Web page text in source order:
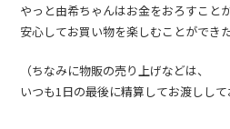
やっと由希ちゃんはお金をおろすことが
安心してお買い物を楽しむことができ
（ちなみに物販の売り上げなどは、
いつも1日の最後に精算してお渡しして